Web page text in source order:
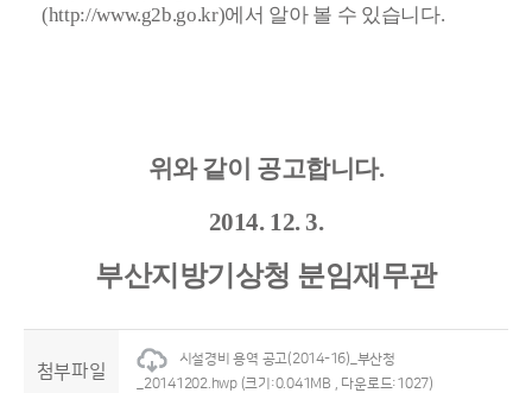
(http://www.g2b.go.kr)에서 알아 볼 수 있습니다.
위와 같이 공고합니다.
2014. 12. 3.
부산지방기상청 분임재무관
첨부파일
시설경비 용역 공고(2014-16)_부산청
_20141202.hwp (크기:0.041MB , 다운로드:1027)